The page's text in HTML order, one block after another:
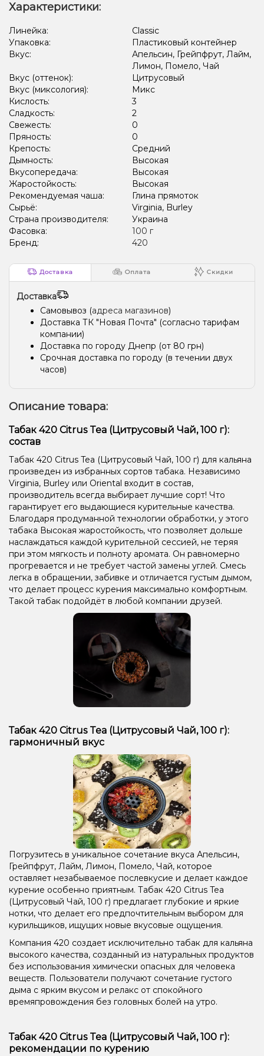
Кактус, Киви, Лайм, Лёд/Холодок, Лимон
Арбуз, Клубника, Лёд/Холодок, Малина
Лёд/Холодок, Лемонграсс, Малина, Черника/Голубика
Лёд/Холодок, Черника/Голубика
Виноград, Лайм, Лёд/Холодок, Энергетик
Арбуз, Лёд/Холодок, Малина, Смородина
Арбуз, Лайм, Текила Лимон, Маракуйя, Шампанское
Конфеты, Яблоко Мороженое, Фисташки
Маракуйя Мультифрукт, Овсянка/Хлопья
Алкоголь, Ликер, Сливки/Крем Ягоды
Пирог/Кондитерка, Яблоко Грейпфрут, Манго, Помело
Ваниль, Мороженое
Маракуйя, Нектарин, Яблоко Ежевика Клюква Конфеты
Апельсин, Лайм, Лёд/Холодок, Малина
Характеристики:
Линейка:
Classic
Упаковка:
Пластиковый контейнер
Вкус:
Апельсин, Грейпфрут, Лайм,
Лимон, Помело, Чай
Вкус (оттенок):
Цитрусовый
Вкус (миксология):
Микс
Кислость:
3
Сладкость:
2
Свежесть:
0
Пряность:
0
Крепость:
Средний
Дымность:
Высокая
Вкусопередача:
Высокая
Жаростойкость:
Высокая
Рекомендуемая чаша:
Глина прямоток
Сырьё:
Virginia, Burley
Страна производителя:
Украина
Фасовка:
100 г
Бренд:
420
Доставка Оплата Скидки
Доставка
Самовывоз (адреса магазинов)
Доставка ТК "Новая Почта" (согласно тарифам
компании)
Доставка по городу Днепр (от 80 грн)
Срочная доставка по городу (в течении двух
часов)
Описание товара:
Табак 420 Citrus Tea (Цитрусовый Чай, 100 г):
состав
Табак 420 Citrus Tea (Цитрусовый Чай, 100 г) для кальяна
произведен из избранных сортов табака. Независимо
Virginia, Burley или Oriental входит в состав,
производитель всегда выбирает лучшие сорт! Что
гарантирует его выдающиеся курительные качества.
Благодаря продуманной технологии обработки, у этого
табака Высокая жаростойкость, что позволяет дольше
наслаждаться каждой курительной сессией, не теряя
при этом мягкость и полноту аромата. Он равномерно
прогревается и не требует частой замены углей. Смесь
легка в обращении, забивке и отличается густым дымом,
что делает процесс курения максимально комфортным.
Такой табак подойдёт в любой компании друзей.
Табак 420 Citrus Tea (Цитрусовый Чай, 100 г):
гармоничный вкус
Погрузитесь в уникальное сочетание вкуса Апельсин,
Грейпфрут, Лайм, Лимон, Помело, Чай, которое
оставляет незабываемое послевкусие и делает каждое
курение особенно приятным. Табак 420 Citrus Tea
(Цитрусовый Чай, 100 г) предлагает глубокие и яркие
нотки, что делает его предпочтительным выбором для
курильщиков, ищущих новые вкусовые ощущения.
Компания 420 создает исключительно табак для кальяна
высокого качества, созданный из натуральных продуктов
без использования химически опасных для человека
веществ. Пользователи получают сочетание густого
дыма с ярким вкусом и релакс от спокойного
времяпровождения без головных болей на утро.
Табак 420 Citrus Tea (Цитрусовый Чай, 100 г):
рекомендации по курению